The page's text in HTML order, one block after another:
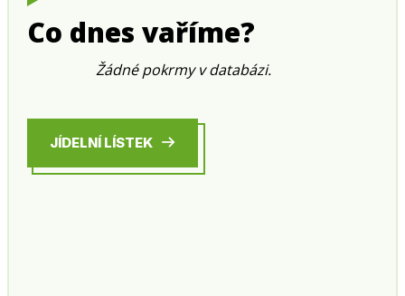
Co dnes vaříme?
Žádné pokrmy v databázi.
JÍDELNÍ LÍSTEK